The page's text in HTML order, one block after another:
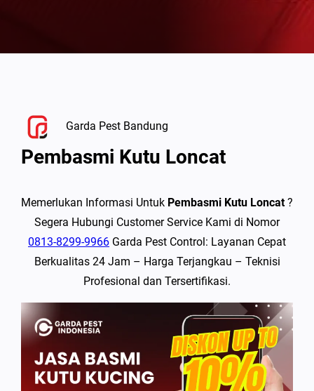
Garda Pest Bandung
Pembasmi Kutu Loncat
Memerlukan Informasi Untuk Pembasmi Kutu Loncat?
Segera Hubungi Customer Service Kami di Nomor
0813-8299-9966 Garda Pest Control: Layanan Cepat
Berkualitas 24 Jam – Harga Terjangkau – Teknisi
Profesional dan Tersertifikasi.